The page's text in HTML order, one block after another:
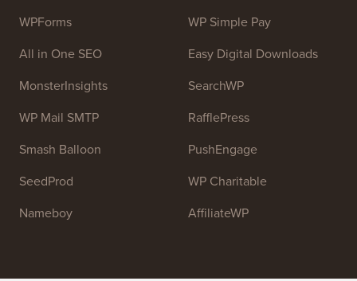
WPForms
All in One SEO
MonsterInsights
WP Mail SMTP
Smash Balloon
SeedProd
Nameboy
WP Simple Pay
Easy Digital Downloads
SearchWP
RafflePress
PushEngage
WP Charitable
AffiliateWP